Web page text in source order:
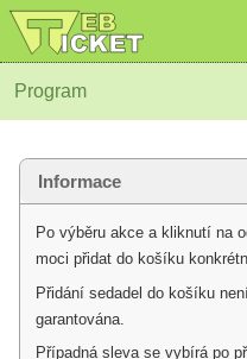
Program
Informace
Po výběru akce a kliknutí na
moci přidat do košíku
Přidání sedadel do košíku
garantována.
Případná sleva se vybírá po